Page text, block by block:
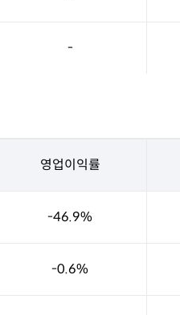
-
영업이익률
-46.9%
-0.6%